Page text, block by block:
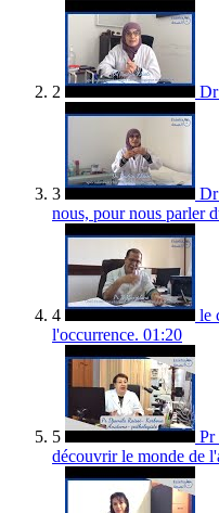
2
3
nous, pour nous parler
4
le
l'occurrence. 01:20
5
Pr
découvrir le monde de